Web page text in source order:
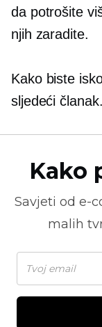
da potrošite
njih zaradite.
Kako biste
sljedeći članak.
Kako
Savjeti od e-
malih